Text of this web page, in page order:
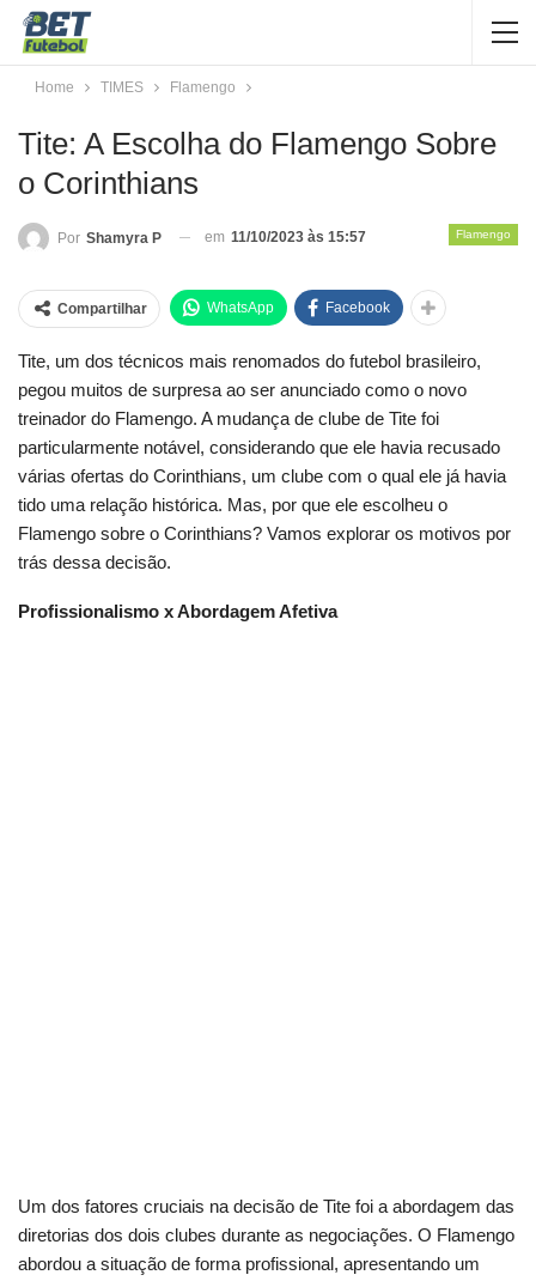
Home TIMES Flamengo
Tite: A Escolha do Flamengo Sobre
o Corinthians
Flamengo
Por Shamyra P em 11/10/2023 às 15:57
Compartilhar WhatsApp Facebook
Tite, um dos técnicos mais renomados do futebol brasileiro,
pegou muitos de surpresa ao ser anunciado como o novo
treinador do Flamengo. A mudança de clube de Tite foi
particularmente notável, considerando que ele havia recusado
várias ofertas do Corinthians, um clube com o qual ele já havia
tido uma relação histórica. Mas, por que ele escolheu o
Flamengo sobre o Corinthians? Vamos explorar os motivos por
trás dessa decisão.
Profissionalismo x Abordagem Afetiva
Um dos fatores cruciais na decisão de Tite foi a abordagem das
diretorias dos dois clubes durante as negociações. O Flamengo
abordou a situação de forma profissional, apresentando um